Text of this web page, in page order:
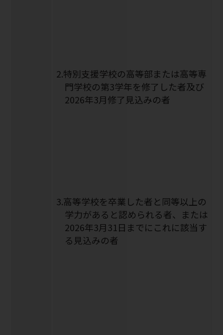
2.特別支援学校の高等部または高等専
門学校の第3学年を修了した者及び
2026年3月修了見込みの者
3.高等学校を卒業した者と同等以上の
学力があると認められる者、または
2026年3月31日までにこれに該当す
る見込みの者